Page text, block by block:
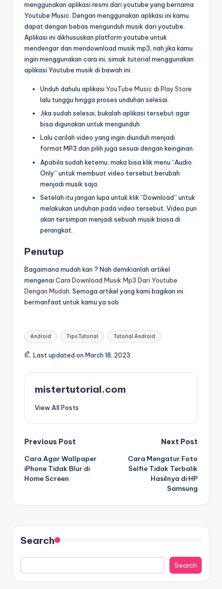
menggunakan aplikasi resmi dari youtube yang bernama
Youtube Music. Dengan menggunakan aplikasi ini kamu
dapat dengan bebas mengunduh musik dari youtube.
Aplikasi ini dikhususkan platform youtube untuk
mendengar dan mendownload musik mp3, nah jika kamu
ingin menggunakan cara ini, simak tutorial menggunakan
aplikasi Youtube musik di bawah ini.
Unduh dahulu aplikasi YouTube Music di Play Store
lalu tunggu hingga proses unduhan selesai.
Jika sudah selesai, bukalah aplikasi tersebut agar
bisa digunakan untuk mengunduh.
Lalu carilah video yang ingin diunduh menjadi
format MP3 dan pilih juga sesuai dengan keinginan.
Apabila sudah ketemu, maka bisa klik menu “Audio
Only” untuk membuat video tersebut berubah
menjadi musik saja.
Setelah itu jangan lupa untuk klik “Download” untuk
melakukan unduhan pada video tersebut. Video pun
akan tersimpan menjadi sebuah musik biasa di
perangkat.
Penutup
Bagaimana mudah kan ? Nah demikianlah artikel
mengenai Cara Download Musik Mp3 Dari Youtube
Dengan Mudah . Semoga artikel yang kami bagikan ini
bermanfaat untuk kamu ya sob
Tags:
Android Tips Tutorial Tutorial Android
Last updated on March 18, 2023
mistertutorial.com
View All Posts
Post
navigation
Previous Post
Cara Agar Wallpaper
iPhone Tidak Blur di
Home Screen
Next Post
Cara Mengatur Foto
Selfie Tidak Terbalik
Hasilnya di HP
Samsung
Search
Search